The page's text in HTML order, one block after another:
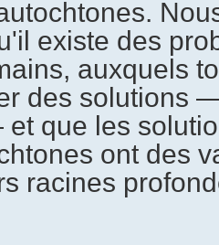
existe des
auxquels
des solutions
que les
ont des
racines